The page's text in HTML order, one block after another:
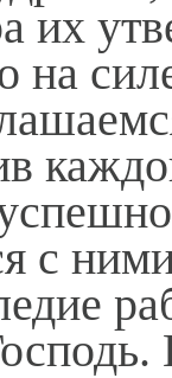
их
на
с